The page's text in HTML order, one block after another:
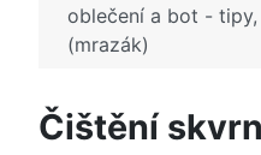
oblečení a bot -
(mrazák)
Čištění skvrn